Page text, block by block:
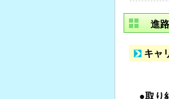
進
キャ
●取り